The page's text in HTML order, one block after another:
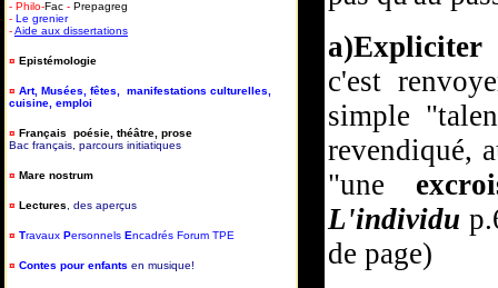
- Philo-Fac - Prepagreg
- Le grenier
-Aide aux dissertations
¤ Epistémologie
¤ Art, Musées, fêtes, manifestations culturelles,
cuisine, emploi
¤ Français poésie, théâtre, prose
Bac français, parcours initiatiques
¤ Mare nostrum
¤ Lectures , des aperçus
¤ Travaux Personnels Encadrés Forum TPE
¤ Contes pour enfants en musique!
a)Expliciter
c'est
simple
revendiqué,
"une
L'individu
de page)